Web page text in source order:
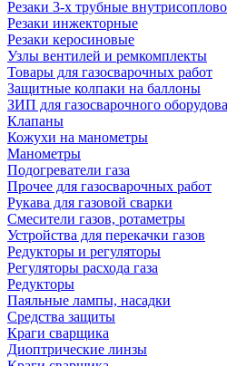
Резаки 3-х трубные
Резаки инжекторные
Резаки керосиновые
Узлы вентилей и ремкомплекты
Товары для газосварочных работ
Защитные колпаки на баллоны
ЗИП для газосварочного
Клапаны
Кожухи на манометры
Манометры
Подогреватели газа
Прочее для газосварочных работ
Рукава для газовой сварки
Смесители газов, ротаметры
Устройства для перекачки газов
Редукторы и регуляторы
Регуляторы расхода газа
Редукторы
Паяльные лампы, насадки
Средства защиты
Краги сварщика
Диоптрические линзы